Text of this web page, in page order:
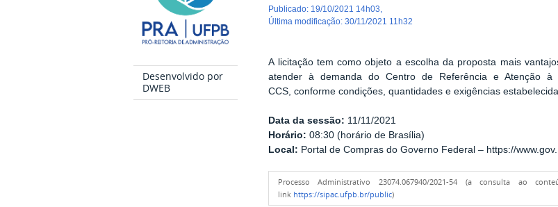
Desenvolvido por
DWEB
publicado: 19/10/2021 14h03
última modificação:30/11/2021 11h32
A licitação tem como objeto a escolha da proposta mais
atender à demanda do Centro de Referência e Atenção
CCS, conforme condições, quantidades e exigências
Data da sessão: 11/11/2021
Horário: 08:30 (horário de Brasília)
Local: Portal de Compras do Governo Federal – https://
Processo Administrativo 23074.067940/2021-54 (a consulta ao
link https://sipac.ufpb.br/public)